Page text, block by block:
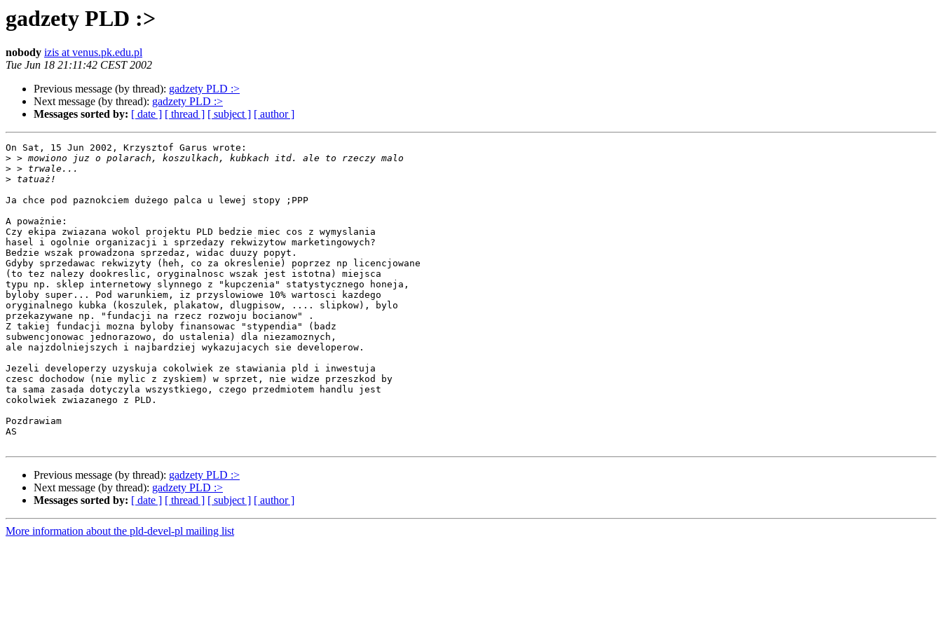
gadzety PLD :>
nobody izis at venus.pk.edu.pl
Tue Jun 18 21:11:42 CEST 2002
Previous message (by thread): gadzety PLD :>
Next message (by thread): gadzety PLD :>
Messages sorted by: [ date ] [ thread ] [ subject ] [ author ]
On Sat, 15 Jun 2002, Krzysztof Garus wrote:
>
>
>
Ja chce pod paznokciem dużego palca u lewej stopy ;PPP
A poważnie:
Czy ekipa zwiazana wokol projektu PLD bedzie miec cos z wymyslania
hasel i ogolnie organizacji i sprzedazy rekwizytow marketingowych?
Bedzie wszak prowadzona sprzedaz, widac duuzy popyt.
Gdyby sprzedawac rekwizyty (heh, co za okreslenie) poprzez np licencjowane
(to tez nalezy dookreslic, oryginalnosc wszak jest istotna) miejsca
typu np. sklep internetowy slynnego z "kupczenia" statystycznego honeja,
byloby super... Pod warunkiem, iz przyslowiowe 10% wartosci kazdego
oryginalnego kubka (koszulek, plakatow, dlugpisow, .... slipkow), bylo
przekazywane np. "fundacji na rzecz rozwoju bocianow" .
Z takiej fundacji mozna byloby finansowac "stypendia" (badz
subwencjonowac jednorazowo, do ustalenia) dla niezamoznych,
ale najzdolniejszych i najbardziej wykazujacych sie developerow.
Jezeli developerzy uzyskuja cokolwiek ze stawiania pld i inwestuja
czesc dochodow (nie mylic z zyskiem) w sprzet, nie widze przeszkod by
ta sama zasada dotyczyla wszystkiego, czego przedmiotem handlu jest
cokolwiek zwiazanego z PLD.
Pozdrawiam
AS
Previous message (by thread): gadzety PLD :>
Next message (by thread): gadzety PLD :>
Messages sorted by: [ date ] [ thread ] [ subject ] [ author ]
More information about the pld-devel-pl mailing list